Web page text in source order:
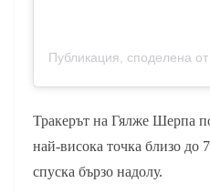
Публикация, споделена от
Тракерът на Гялже Шерпа
най-висока точка близо до
спуска бързо надолу.